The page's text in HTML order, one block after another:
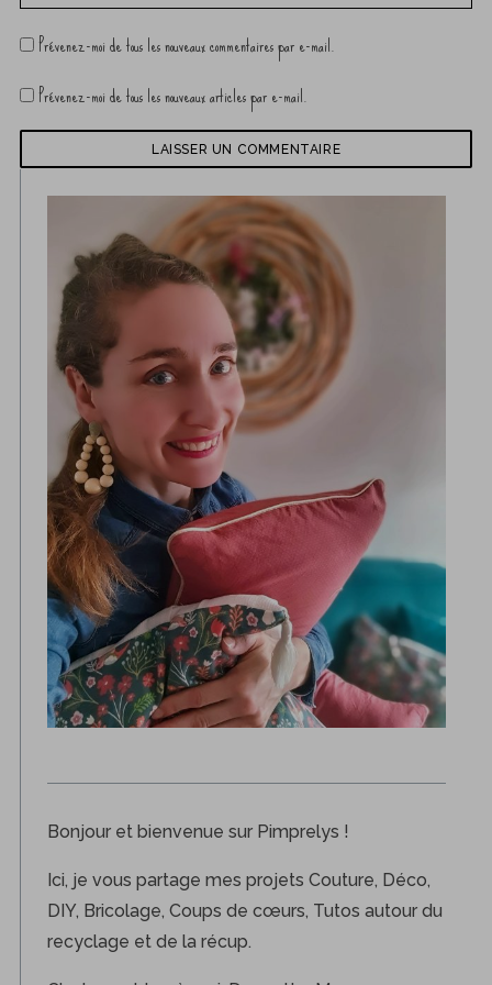
Prévenez-moi de tous les nouveaux commentaires par e-mail.
Prévenez-moi de tous les nouveaux articles par e-mail.
Bonjour et bienvenue sur Pimprelys !
Ici, je vous partage mes projets Couture, Déco,
DIY, Bricolage, Coups de cœurs, Tutos autour du
recyclage et de la récup.